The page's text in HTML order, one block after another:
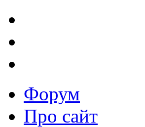
Форум
Про сайт